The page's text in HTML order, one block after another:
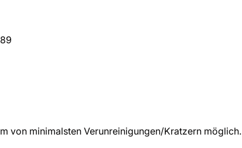
von minimalsten Verunreinigungen/Kratzern möglich.